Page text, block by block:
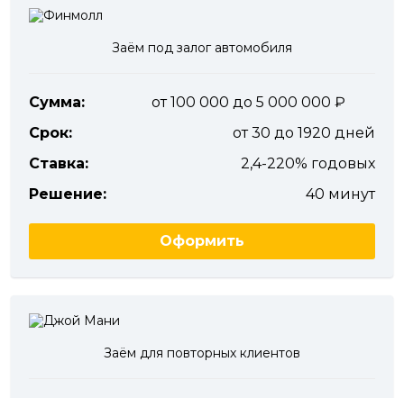
Заём под залог автомобиля
Сумма:
от 100 000 до 5 000 000
Срок:
от 30 до 1920 дней
Ставка:
2,4-220% годовых
Решение:
40 минут
Оформить
Заём для повторных клиентов